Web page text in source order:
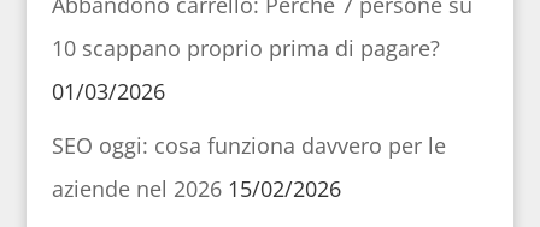
10 scappano proprio prima di pagare?
01/03/2026
SEO oggi: cosa funziona davvero per le
aziende nel 2026 15/02/2026